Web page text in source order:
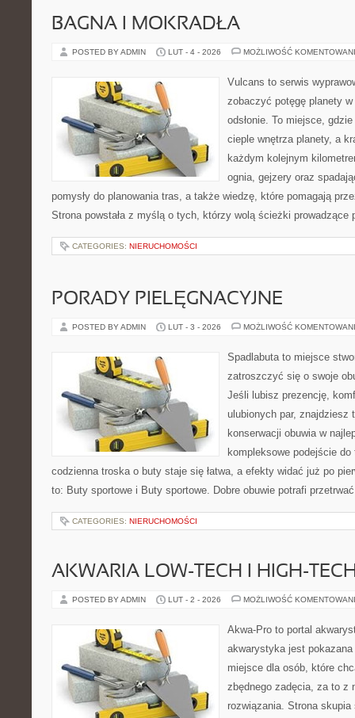
BAGNA I MOKRADŁA
POSTED BY ADMIN LUT - 4 - 2026 MOŻLIWOŚĆ
Vulcans to serwis
zobaczyć potęgę planety
odsłonie. To miejsce,
cieple wnętrza planety, a
każdym kolejnym
ognia, gejzery oraz
pomysły do planowania tras, a także wiedzę, które pomagają
Strona powstała z myślą o tych, którzy wolą ścieżki
CATEGORIES: NIERUCHOMOŚCI
PORADY PIELĘGNACYJNE
POSTED BY ADMIN LUT - 3 - 2026 MOŻLIWOŚĆ
Spadlabuta to miejsce
zatroszczyć się o swoje
Jeśli lubisz prezencję,
ulubionych par, znajdziesz
konserwacji obuwia w
kompleksowe podejście
codzienna troska o buty staje się łatwa, a efekty widać już po
to: Buty sportowe i Buty sportowe. Dobre obuwie potrafi
CATEGORIES: NIERUCHOMOŚCI
AKWARIA LOW-TECH I HIGH-
POSTED BY ADMIN LUT - 2 - 2026 MOŻLIWOŚĆ
Akwa-Pro to portal
akwarystyka jest
miejsce dla osób, które
zbędnego zadęcia, za to z
rozwiązania. Strona